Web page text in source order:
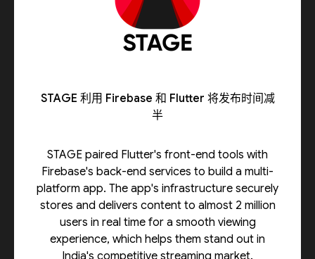
STAGE 利用 Firebase 和 Flutter 将发布时间减
半
STAGE paired Flutter's front-end tools with
Firebase's back-end services to build a multi-
platform app. The app's infrastructure securely
stores and delivers content to almost 2 million
users in real time for a smooth viewing
experience, which helps them stand out in